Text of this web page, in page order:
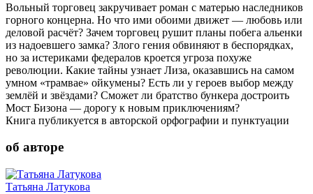
Вольный торговец закручивает роман с матерью наследников
горного концерна. Но что ими обоими движет — любовь или
деловой расчёт? Зачем торговец рушит планы побега альенки
из надоевшего замка? Злого гения обвиняют в беспорядках,
но за истериками федералов кроется угроза похуже
революции. Какие тайны узнает Лиза, оказавшись на самом
умном «трамвае» ойкумены? Есть ли у героев выбор между
землёй и звёздами? Сможет ли братство бункера достроить
Мост Бизона — дорогу к новым приключениям?
Книга публикуется в авторской орфографии и пунктуации
об авторе
Татьяна Латукова